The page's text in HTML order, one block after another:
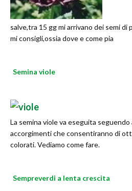
salve,tra 15 gg mi arrivano dei semi di
mi consigli,ossia dove e come pia
Semina viole
La semina viole va eseguita seguendo
accorgimenti che consentiranno di
colorati. Vediamo come fare.
Sempreverdi a lenta crescita